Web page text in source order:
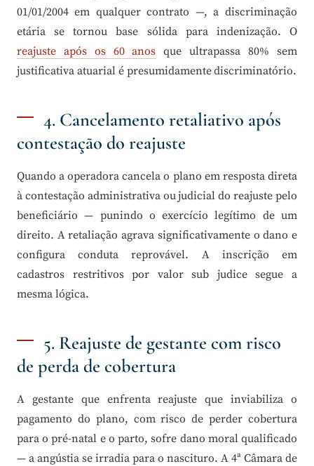
01/01/2004 em qualquer contrato —, a discriminação
etária se tornou base sólida para indenização. O
reajuste após os 60 anos que ultrapassa 80% sem
justificativa atuarial é presumidamente discriminatório.
4. Cancelamento retaliativo após
contestação do reajuste
Quando a operadora cancela o plano em resposta direta
à contestação administrativa ou judicial do reajuste pelo
beneficiário — punindo o exercício legítimo de um
direito. A retaliação agrava significativamente o dano e
configura conduta reprovável. A inscrição em
cadastros restritivos por valor sub judice segue a
mesma lógica.
5. Reajuste de gestante com risco
de perda de cobertura
A gestante que enfrenta reajuste que inviabiliza o
pagamento do plano, com risco de perder cobertura
para o pré-natal e o parto, sofre dano moral qualificado
— a angústia se irradia para o nascituro. A 4ª Câmara de